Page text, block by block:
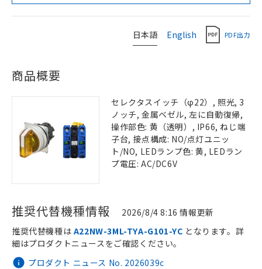
日本語 English PDF出力
商品概要
セレクタスイッチ（φ22）, 照光, 3
ノッチ, 金属ベゼル, 左に自動復帰,
操作部色: 黄（透明）, IP66, ねじ端
子台, 接点構成: NO/点灯ユニッ
ト/NO, LEDランプ色: 黄, LEDラン
プ電圧: AC/DC6V
推奨代替機種情報 2026/8/4 8:16 情報更新
プロダクト ニュース No. 2026039c
推奨代替機種は A22NW-3ML-TYA-G101-YC となります。詳
細はプロダクトニュースをご確認ください。